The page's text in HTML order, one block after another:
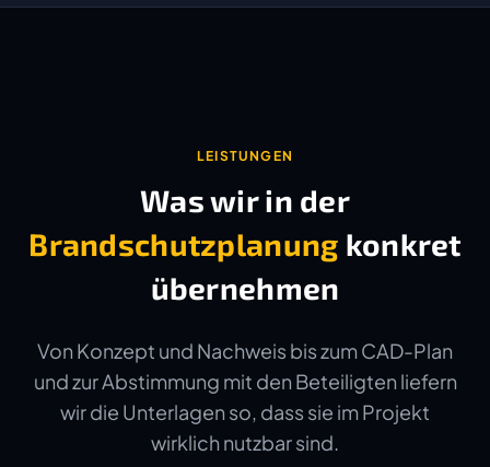
LEISTUNGEN
Was wir in der
Brandschutzplanung konkret
übernehmen
Von Konzept und Nachweis bis zum CAD-Plan
und zur Abstimmung mit den Beteiligten liefern
wir die Unterlagen so, dass sie im Projekt
wirklich nutzbar sind.